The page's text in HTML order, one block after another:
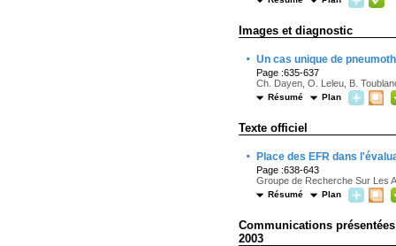
Images et diagnostic
· Un cas unique de
Page :635-637
Ch. Dayen, O. Leleu, B.
Résumé Plan
Texte officiel
· Place des EFR dans
Page :638-643
Groupe de Recherche Sur Les
Résumé Plan
Communications
2003